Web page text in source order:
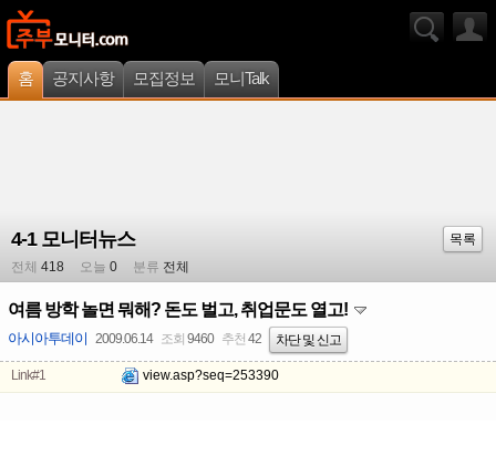
홈 공지사항 모집정보 모니Talk
4-1 모니터뉴스
목록
전체 418 오늘 0 분류 전체
여름 방학 놀면 뭐해? 돈도 벌고, 취업문도 열고!
아시아투데이 2009.06.14 조회 9460 추천 42 차단 및 신고
Link#1 view.asp?seq=253390